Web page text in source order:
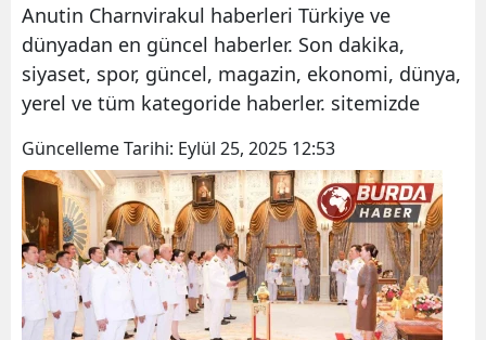
Anutin Charnvirakul haberleri Türkiye ve
dünyadan en güncel haberler. Son dakika,
siyaset, spor, güncel, magazin, ekonomi, dünya,
yerel ve tüm kategoride haberler. sitemizde
Güncelleme Tarihi: Eylül 25, 2025 12:53